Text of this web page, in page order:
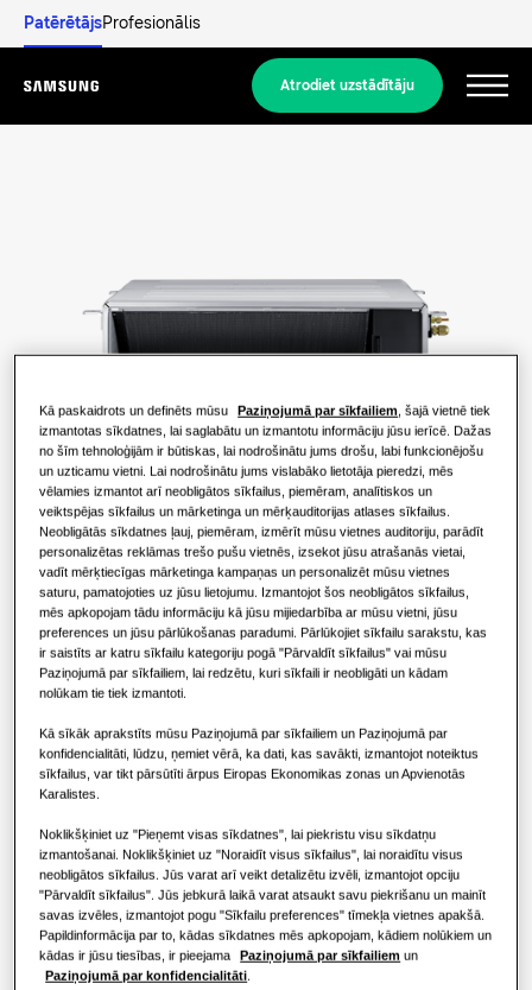
PatērētājsProfesionālis
Menu
Atrodiet uzstādītāju
DZĪVOJAMO ĒKU RISINĀJUMI
Kas ir siltumsūknis un kā tas darbojas?
Siltumsūkņa priekšrocības
Kas ir gaisa kondicionētājs un kā tas
darbojas?
KOMERCIĀLIE RISINĀJUMI
Viesnīcām
Mazumtirdzniecības ēkām
Restorānam
Birojam
Ilgtspējība
One Samsung
Mūsu risinājumi
Gaisa kondicionēšanas risinājumi
Siltumsūkņa risinājumi
RISINĀJUMI KOMERCIĀLAJĀM ĒKĀM
Gaisa kondicionēšanas risinājumi
Vadīklas
Produkti
Hero produkti
Par Samsung
JAUDA: 12.8KW
HSP Duct
AM128ANHPKH/EU
Pieejamā ietilpība
5.6KW
12.8KW 14.0KW 18.0KW 22.0KW
28.0KW
Pieejamā jauda
Kā paskaidrots un definēts mūsu Paziņojumā par sīkfailiem , šajā vietnē tiek
izmantotas sīkdatnes, lai saglabātu un izmantotu informāciju jūsu ierīcē. Dažas
no šīm tehnoloģijām ir būtiskas, lai nodrošinātu jums drošu, labi funkcionējošu
un uzticamu vietni. Lai nodrošinātu jums vislabāko lietotāja pieredzi, mēs
vēlamies izmantot arī neobligātos sīkfailus, piemēram, analītiskos un
veiktspējas sīkfailus un mārketinga un mērķauditorijas atlases sīkfailus.
Neobligātās sīkdatnes ļauj, piemēram, izmērīt mūsu vietnes auditoriju, parādīt
personalizētas reklāmas trešo pušu vietnēs, izsekot jūsu atrašanās vietai,
vadīt mērķtiecīgas mārketinga kampaņas un personalizēt mūsu vietnes
saturu, pamatojoties uz jūsu lietojumu. Izmantojot šos neobligātos sīkfailus,
mēs apkopojam tādu informāciju kā jūsu mijiedarbība ar mūsu vietni, jūsu
preferences un jūsu pārlūkošanas paradumi. Pārlūkojiet sīkfailu sarakstu, kas
ir saistīts ar katru sīkfailu kategoriju pogā "Pārvaldīt sīkfailus" vai mūsu
Paziņojumā par sīkfailiem, lai redzētu, kuri sīkfaili ir neobligāti un kādam
nolūkam tie tiek izmantoti.
Kā sīkāk aprakstīts mūsu Paziņojumā par sīkfailiem un Paziņojumā par
konfidencialitāti, lūdzu, ņemiet vērā, ka dati, kas savākti, izmantojot noteiktus
sīkfailus, var tikt pārsūtīti ārpus Eiropas Ekonomikas zonas un Apvienotās
Karalistes.
Noklikšķiniet uz "Pieņemt visas sīkdatnes", lai piekristu visu sīkdatņu
izmantošanai. Noklikšķiniet uz "Noraidīt visus sīkfailus", lai noraidītu visus
neobligātos sīkfailus. Jūs varat arī veikt detalizētu izvēli, izmantojot opciju
"Pārvaldīt sīkfailus". Jūs jebkurā laikā varat atsaukt savu piekrišanu un mainīt
savas izvēles, izmantojot pogu "Sīkfailu preferences" tīmekļa vietnes apakšā.
Papildinformācija par to, kādas sīkdatnes mēs apkopojam, kādiem nolūkiem un
kādas ir jūsu tiesības, ir pieejama
Paziņojumā par sīkfailiem un
Paziņojumā par konfidencialitāti